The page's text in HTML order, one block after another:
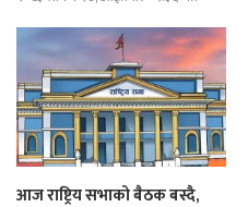
आज राष्ट्रिय सभाको बैठक बस्दै,